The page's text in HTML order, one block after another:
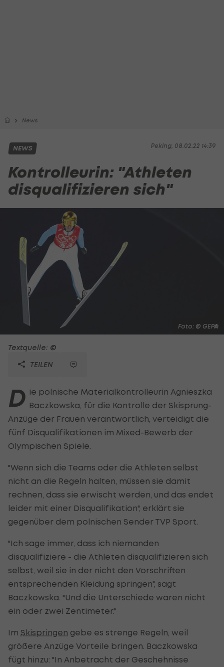
News
Peking, 08.02.22 14:39
NEWS
Kontrolleurin: "Athleten
disqualifizieren sich"
Foto: © GEPA
Textquelle: ©
TEILEN
D ie polnische Materialkontrolleurin Agnieszka
Baczkowska, für die Kontrolle der Skisprung-
Anzüge der Frauen verantwortlich, verteidigt die
fünf Disqualifikationen im Mixed-Bewerb der
Olympischen Spiele.
"Wenn sich die Teams oder die Athleten selbst
nicht an die Regeln halten, müssen sie damit
rechnen, dass sie erwischt werden, und das endet
leider mit einer Disqualifikation", erklärt sie
gegenüber dem polnischen Sender TVP Sport.
"Ich sage immer, dass ich niemanden
disqualifiziere - die Athleten disqualifizieren sich
selbst, weil sie in der nicht den Vorschriften
entsprechenden Kleidung springen", sagt
Baczkowska. "Und die Unterschiede waren nicht
ein oder zwei Zentimeter."
Im Skispringen gebe es strenge Regeln, weil
größere Anzüge Vorteile bringen. Baczkowska
fügt hinzu: "In Anbetracht der Geschehnisse